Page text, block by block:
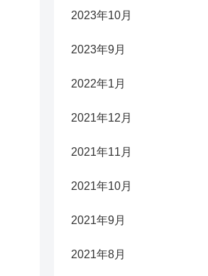
2023年10月
2023年9月
2022年1月
2021年12月
2021年11月
2021年10月
2021年9月
2021年8月